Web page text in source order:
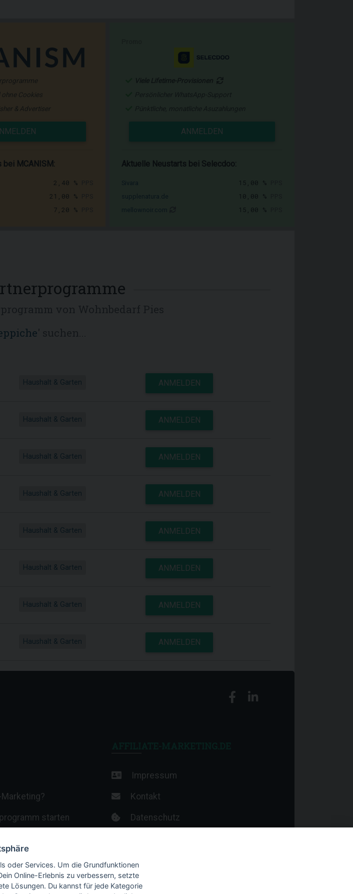
ohne Cookies
& Advertiser
MCANISM:
2,40 %
21,00 %
7,20 %
ANMELDEN
Aktuelle Neustarts bei Selecdoo:
15,00 %
10,00 %
15,00 %
Haushalt & Garten ANMELDEN
Haushalt & Garten ANMELDEN
Haushalt & Garten ANMELDEN
Haushalt & Garten ANMELDEN
Haushalt & Garten ANMELDEN
Haushalt & Garten ANMELDEN
Haushalt & Garten ANMELDEN
Haushalt & Garten ANMELDEN
starten
Impressum
Kontakt
Datenschutz
oder Services. Um die Grundfunktionen
Online-Erlebnis zu verbessern, setzte
Lösungen. Du kannst für jede Kategorie